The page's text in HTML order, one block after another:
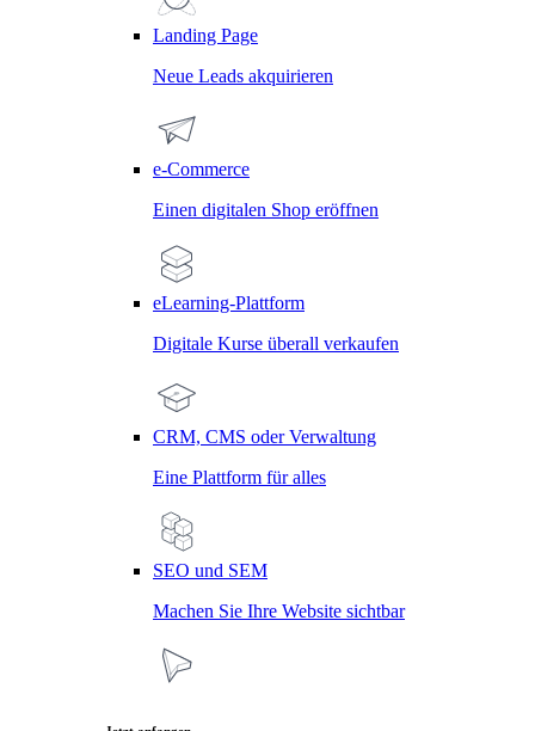
Landing Page
Neue Leads akquirieren
e-Commerce
Einen digitalen Shop eröffnen
eLearning-Plattform
Digitale Kurse überall verkaufen
CRM, CMS oder Verwaltung
Eine Plattform für alles
SEO und SEM
Machen Sie Ihre Website sichtbar